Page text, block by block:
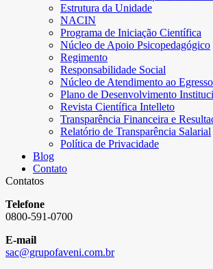
Estrutura da Unidade
NACIN
Programa de Iniciação Científica
Núcleo de Apoio Psicopedagógico
Regimento
Responsabilidade Social
Núcleo de Atendimento ao Egresso
Plano de Desenvolvimento
Revista Científica Intelleto
Transparência Financeira e
Relatório de Transparência Salarial
Política de Privacidade
Blog
Contato
Contatos
Telefone
0800-591-0700
E-mail
sac@grupofaveni.com.br